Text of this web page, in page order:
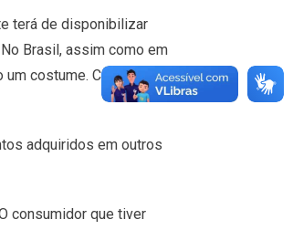
terá de disponibilizar
Brasil, assim como em
costume. Como o Brasil é
adquiridos em outros
consumidor que tiver